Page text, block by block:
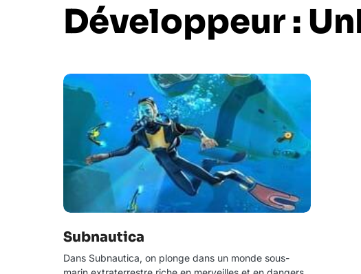
Développeur :
Subnautica
Dans Subnautica, on plonge dans un monde sous-